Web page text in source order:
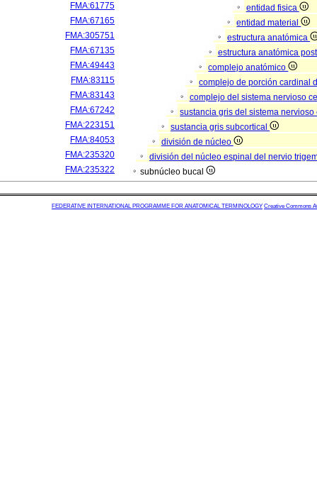
FMA:61775
entidad fisica
FMA:67165
entidad material
FMA:305751
estructura anatómica
FMA:67135
estructura anatómica
FMA:49443
complejo anatómico
FMA:83115
complejo de porción cardinal
FMA:83143
complejo del sistema nervioso
FMA:67242
sustancia gris del sistema
FMA:223151
sustancia gris subcortical
FMA:84053
división de núcleo
FMA:235320
división del núcleo espinal del nervio
FMA:235322
subnúcleo bucal
FEDERATIVE INTERNATIONAL PROGRAMME FOR ANATOMICAL TERMINOLOGY Creative Commons